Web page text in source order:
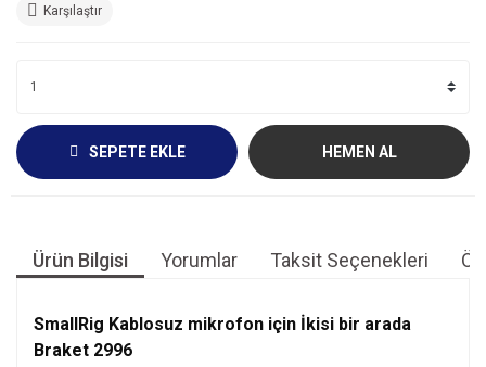
Karşılaştır
SEPETE EKLE HEMEN AL
Ürün Bilgisi Yorumlar Taksit Seçenekleri
SmallRig Kablosuz mikrofon için İkisi bir arada
Braket 2996